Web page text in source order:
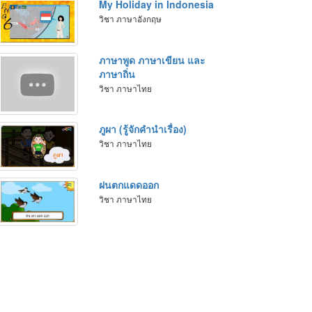
My Holiday in Indonesia
วิชา ภาษาอังกฤษ
ภาษาพูด ภาษาเขียน และ
ภาษาถิ่น
วิชา ภาษาไทย
ภูผา (รู้จักคำนำเรื่อง)
วิชา ภาษาไทย
ฝนตกแดดออก
วิชา ภาษาไทย